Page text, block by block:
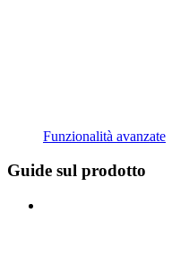
Funzionalità avanzate
Guide sul prodotto